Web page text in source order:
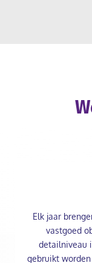
Elk jaar
vastgoed
detailniveau
gebruikt